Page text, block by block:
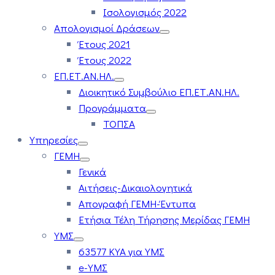
Ισολογισμός 2022
Απολογισμοί Δράσεων
Έτους 2021
Έτους 2022
ΕΠ.ΕΤ.ΑΝ.ΗΛ.
Διοικητικό Συμβούλιο ΕΠ.ΕΤ.ΑΝ.ΗΛ.
Προγράμματα
ΤΟΠΣΑ
Υπηρεσίες
ΓΕΜΗ
Γενικά
Αιτήσεις-Δικαιολογητικά
Απογραφή ΓΕΜΗ-Έντυπα
Ετήσια Τέλη Τήρησης Μερίδας ΓΕΜΗ
ΥΜΣ
63577 ΚΥΑ για ΥΜΣ
e-ΥΜΣ